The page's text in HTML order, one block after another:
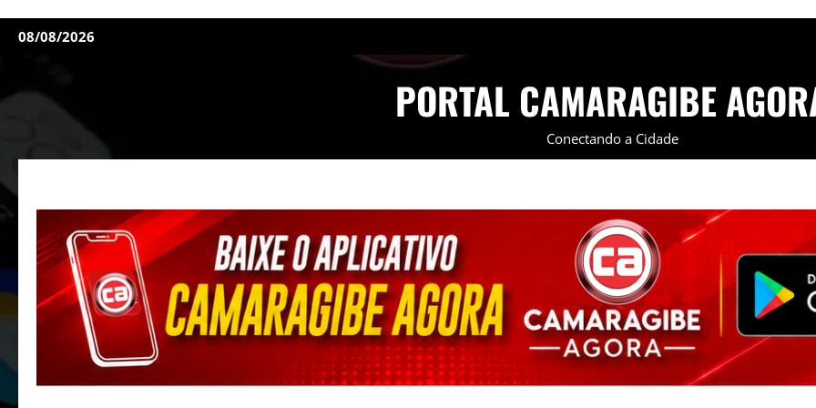
08/08/2026
PORTAL CAMARAGIBE
Conectando a Cidade